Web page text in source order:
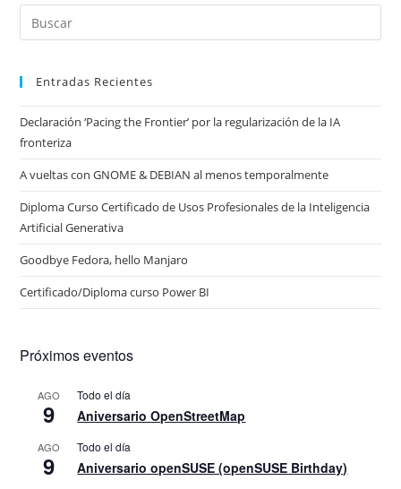
Entradas Recientes
Declaración ‘Pacing the Frontier’ por la regularización de la IA
fronteriza
A vueltas con GNOME & DEBIAN al menos temporalmente
Diploma Curso Certificado de Usos Profesionales de la Inteligencia
Artificial Generativa
Goodbye Fedora, hello Manjaro
Certificado/Diploma curso Power BI
Próximos eventos
AGO
9
Todo el día
Aniversario OpenStreetMap
AGO
9
Todo el día
Aniversario openSUSE (openSUSE Birthday)